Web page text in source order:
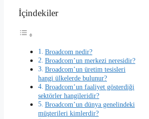
İçindekiler
Broadcom nedir?
Broadcom’un merkezi neresidir?
Broadcom’un üretim tesisleri
hangi ülkelerde bulunur?
Broadcom’un faaliyet gösterdiği
sektörler hangileridir?
Broadcom’un dünya genelindeki
müşterileri kimlerdir?